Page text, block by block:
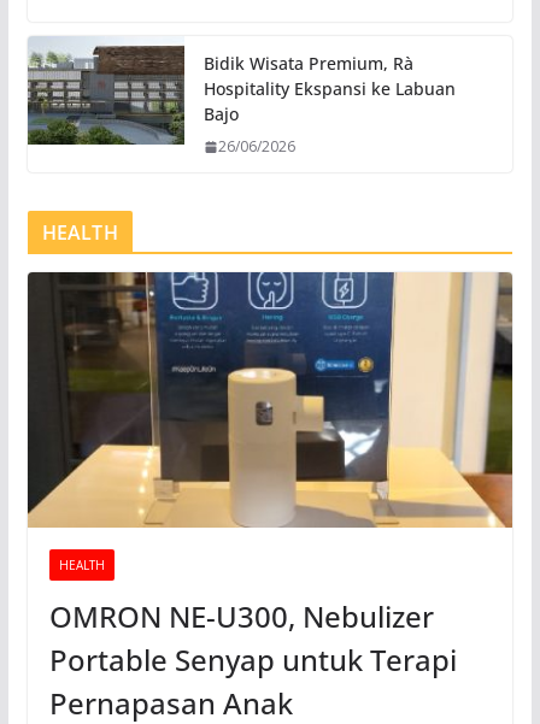
Bidik Wisata Premium, Rà
Hospitality Ekspansi ke Labuan
Bajo
26/06/2026
HEALTH
HEALTH
OMRON NE-U300, Nebulizer
Portable Senyap untuk Terapi
Pernapasan Anak